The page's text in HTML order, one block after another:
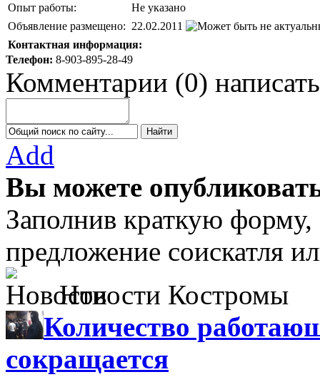
Опыт работы:
Не указано
Объявление размещено: 22.02.2011
Контактная информация:
Телефон: 8-903-895-28-49
Комментарии (0) написать
Add
Вы можете
Заполнив краткую
предложение соискатля
Новости Костромы
Количество
сокращается